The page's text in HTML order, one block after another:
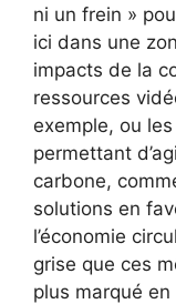
ni un frein »
ici dans une
impacts de la
ressources
exemple, ou
permettant
carbone,
solutions en
l’économie
grise que ces
plus marqué